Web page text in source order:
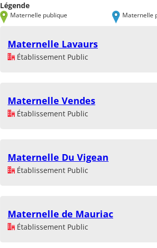
Légende
Maternelle publique Maternelle
Maternelle Lavaurs
Établissement Public
Maternelle Vendes
Établissement Public
Maternelle Du Vigean
Établissement Public
Maternelle de Mauriac
Établissement Public